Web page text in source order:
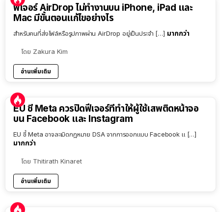
ฟีเจอร์ AirDrop ไม่ทำงานบน iPhone, iPad และ
Mac มีขั้นตอนแก้ไขอย่างไร
สำหรับคนที่ส่งไฟล์หรือรูปภาพผ่าน AirDrop อยู่เป็นประจำ […] มากกว่า
โดย Zakura Kim
อ่านเพิ่มเติม
EU ชี้ Meta ควรปิดฟีเจอร์ที่ทำให้ผู้ใช้เสพติดหน้าจอ
บน Facebook และ Instagram
EU ชี้ Meta อาจละเมิดกฎหมาย DSA จากการออกแบบ Facebook แ […]
มากกว่า
โดย Thitirath Kinaret
อ่านเพิ่มเติม